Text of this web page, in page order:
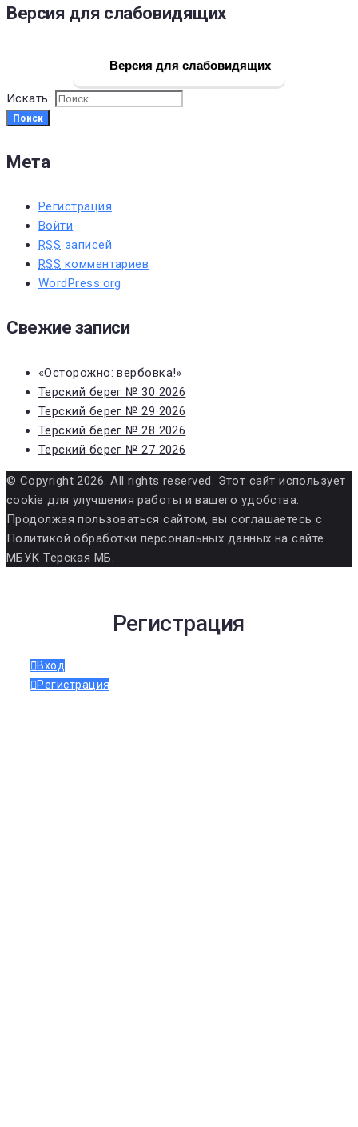
Версия для слабовидящих
Версия для слабовидящих
Искать:
Поиск
Мета
Регистрация
Войти
RSS записей
RSS комментариев
WordPress.org
Свежие записи
«Осторожно: вербовка!»
Терский берег № 30 2026
Терский берег № 29 2026
Терский берег № 28 2026
Терский берег № 27 2026
© Copyright 2026. All rights reserved. Этот сайт использует
cookie для улучшения работы и вашего удобства.
Продолжая пользоваться сайтом, вы соглашаетесь с
Политикой обработки персональных данных на сайте
МБУК Терская МБ.
Регистрация
Вход
Регистрация